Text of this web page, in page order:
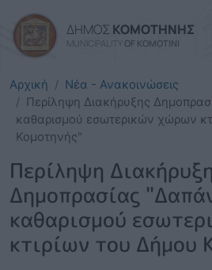
ΔΗΜΟΣ ΚΟΜΟΤΗΝΗΣ
MUNICIPALITY OF KOMOTINI
Αρχική
Νέα - Ανακοινώσεις
Περίληψη Διακήρυξης
καθαρισμού εσωτερικών χώρων
Κομοτηνής"
Περίληψη
Δημοπρασίας
καθαρισμού
κτιρίων του Δήμου